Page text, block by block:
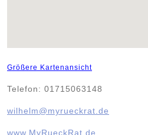
Größere Kartenansicht
Telefon: 01715063148
wilhelm@myrueckrat.de
www.MyRueckRat.de